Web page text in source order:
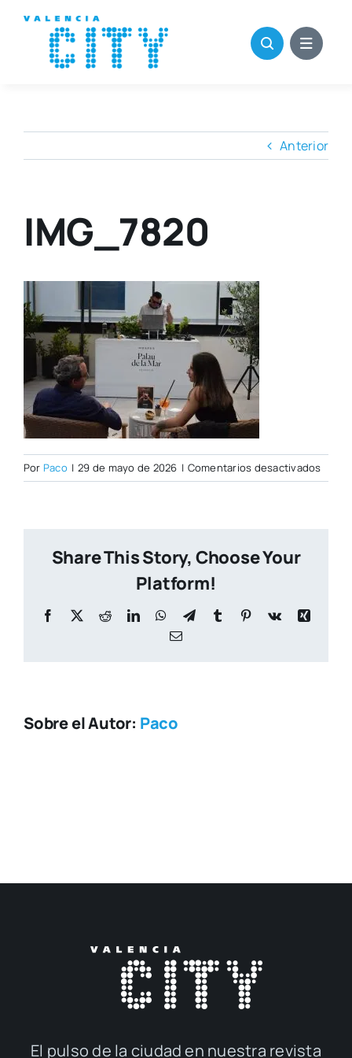
contenido
Anterior
IMG_7820
Por Paco | 29 de mayo de 2026 | Comentarios desactivadosen
Share This Story, Choose Your
Platform!
Facebook
X RedditLinkedInWhatsApp
TelegramTumblr Pinterest
Vk
Xing
Correo
Sobre el Autor: Paco
El pul­so de la ciu­dad en nues­tra revis­ta